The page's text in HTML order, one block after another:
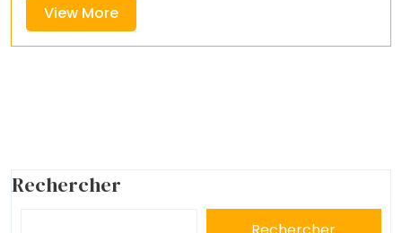
View MoreView
More
Rechercher